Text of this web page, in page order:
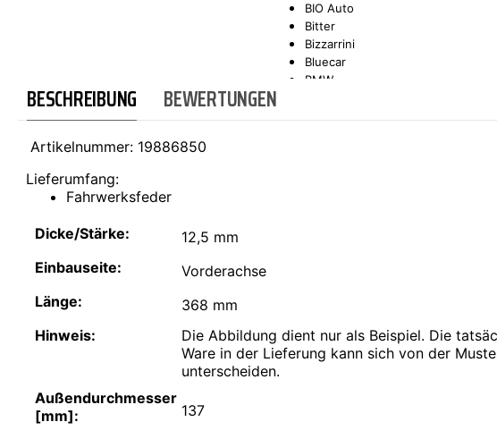
SONAX
BIO Auto
Bitter
Bizzarrini
Bluecar
BMW
Checker
Chevrolet
Chrysler
BESCHREIBUNG BEWERTUNGEN
Artikelnummer: 19886850
Lieferumfang:
Fahrwerksfeder
Dicke/Stärke:
12,5 mm
Einbauseite:
Vorderachse
Länge:
368 mm
Hinweis:
Die Abbildung dient nur als Beispiel. Die
Ware in der Lieferung kann sich von der
unterscheiden.
Außendurchmesser
[mm]:
137